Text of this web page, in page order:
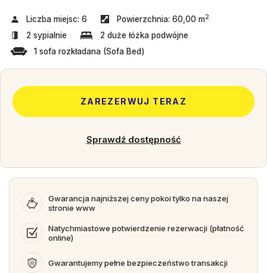
Liczba miejsc:6 Powierzchnia: 60,00 m2
2 sypialnie
2 duże łóżka podwójne
1 sofa rozkładana (Sofa Bed)
ZAREZERWUJ TERAZ
Sprawdź dostępność
Gwarancja najniższej ceny pokoi tylko na naszej
stronie www
Natychmiastowe potwierdzenie rezerwacji (płatność
online)
Gwarantujemy pełne bezpieczeństwo transakcji